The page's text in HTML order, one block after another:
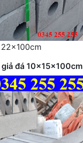
đá 10x15x100cm